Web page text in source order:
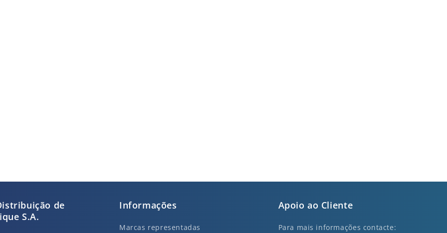
de
S.A.
Informações
Marcas representadas
Apoio ao Cliente
Para mais informações contacte: